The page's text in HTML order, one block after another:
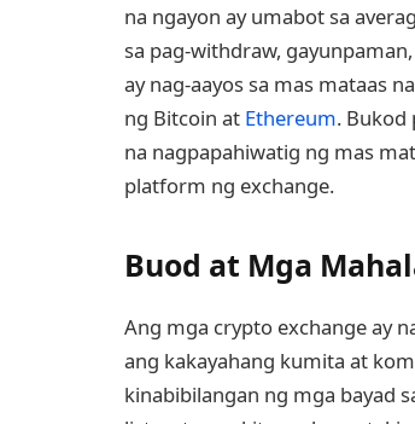
na ngayon ay umabot sa
sa pag-withdraw,
ay nag-aayos sa mas mataas
ng Bitcoin at Ethereum. Bukod
na nagpapahiwatig ng mas
platform ng exchange.
Buod at Mga
Ang mga crypto exchange ay
ang kakayahang kumita at
kinabibilangan ng mga bayad